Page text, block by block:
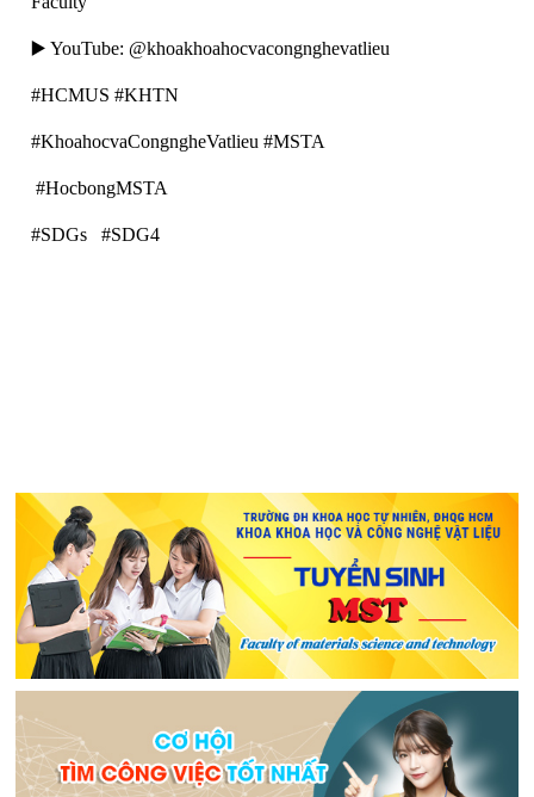
▶️ YouTube: @khoakhoahocvacongnghevatlieu
#HCMUS #KHTN
#KhoahocvaCongngheVatlieu #MSTA
#HocbongMSTA
#SDGs #SDG4